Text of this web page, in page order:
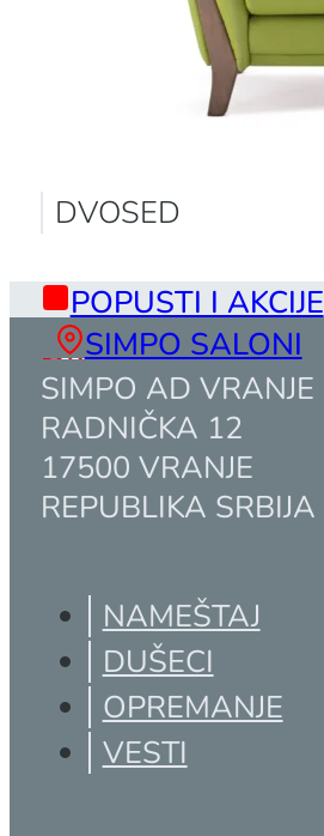
DVOSED
POPUSTI I AKCIJE
SIMPO SALONI
SIMPO AD VRANJE
RADNIČKA 12
17500 VRANJE
REPUBLIKA SRBIJA
NAMEŠTAJ
DUŠECI
OPREMANJE
VESTI